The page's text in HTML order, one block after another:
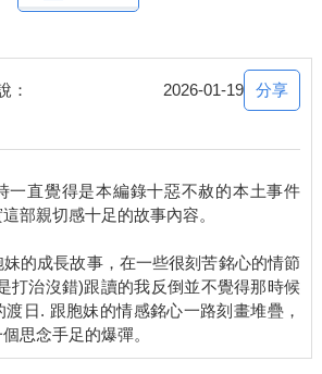
們一輪多一些，其時年僅二十六、七。
車一二五，三貼載我們上學，遠遠校門口
我們，小龍說：「你們去跟他講，我是你
如果你們交男朋友，就打斷你們的腿！」
包飲料，陌生的品牌，我們抗議小龍亂花
就是什麼啊！」我們說你是去偷的吧？小
。」又說：「如果你們偷東西，我就打斷
到處去借東西。家裡四處散落拆解的電視
來去的人臉每次不同。我們從爸的高爾夫
人，擋不住氣味。有陣子小龍房裡常有異
回，我們連日精神亢奮，三天只睡三小
毒，究竟是什麼毒？小龍罵說什麼毒不毒
吸毒，就打斷你們的腿！」
： 2026-01-19 分享
一直覺得是本編錄十惡不赦的本土事件
部親切感十足的故事內容。
的成長故事，在一些很刻苦銘心的情節
打治沒錯)跟讀的我反倒並不覺得那時候
日. 跟胞妹的情感銘心一路刻畫堆疊，